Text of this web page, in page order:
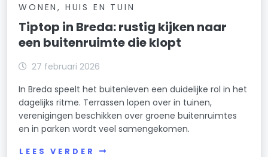
WONEN, HUIS EN TUIN
Tiptop in Breda: rustig kijken naar
een buitenruimte die klopt
27 februari 2026
In Breda speelt het buitenleven een duidelijke rol in het
dagelijks ritme. Terrassen lopen over in tuinen,
verenigingen beschikken over groene buitenruimtes
en in parken wordt veel samengekomen.
LEES VERDER